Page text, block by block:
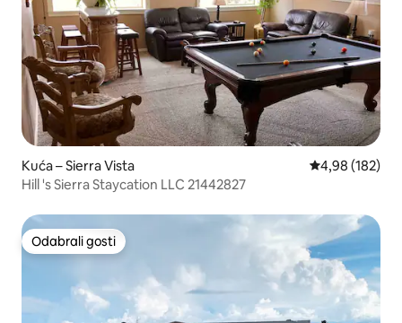
Kuća – Sierra Vista Prosječna
4,98 (182)
Hill 's Sierra Staycation LLC 21442827
Odabrali gosti
Odabrali gosti